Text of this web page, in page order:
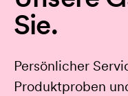
Sie.
Persönlicher
Produktproben